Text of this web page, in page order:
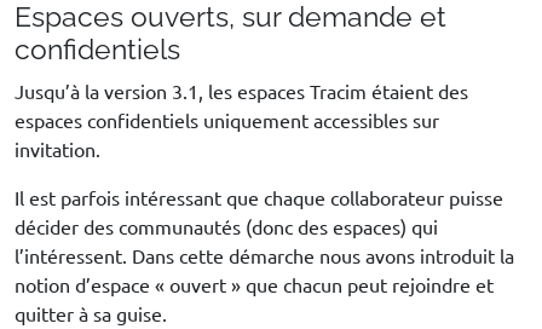
Espaces ouverts, sur demande et
confidentiels
Jusqu’à la version 3.1, les espaces Tracim étaient des
espaces confidentiels uniquement accessibles sur
invitation.
Il est parfois intéressant que chaque collaborateur puisse
décider des communautés (donc des espaces) qui
l’intéressent. Dans cette démarche nous avons introduit la
notion d’espace « ouvert » que chacun peut rejoindre et
quitter à sa guise.